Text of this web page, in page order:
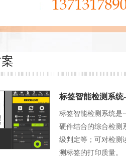
标签智能检测系
标签智能检测系统是
硬件结合的综合检测
级判定等；可对检测
测标签的打印质量。